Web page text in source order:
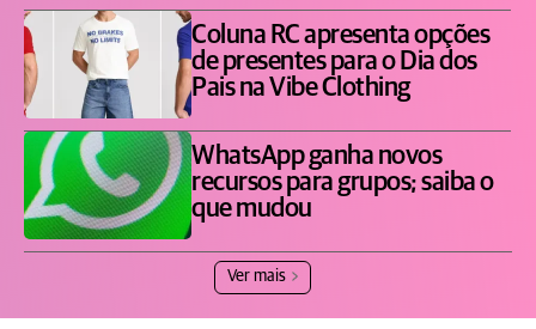
Coluna RC apresenta opções
de presentes para o Dia dos
Pais na Vibe Clothing
WhatsApp ganha novos
recursos para grupos; saiba o
que mudou
Ver mais